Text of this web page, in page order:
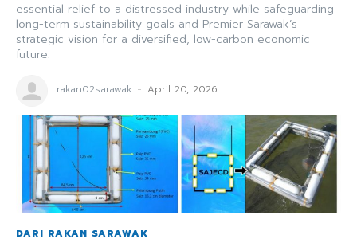
essential relief to a distressed industry while safeguarding
long-term sustainability goals and Premier Sarawak’s
strategic vision for a diversified, low-carbon economic
future.
rakan02sarawak - April 20, 2026
DARI RAKAN SARAWAK